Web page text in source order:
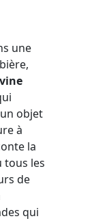
une
objet
à
la
tous les
de
qui